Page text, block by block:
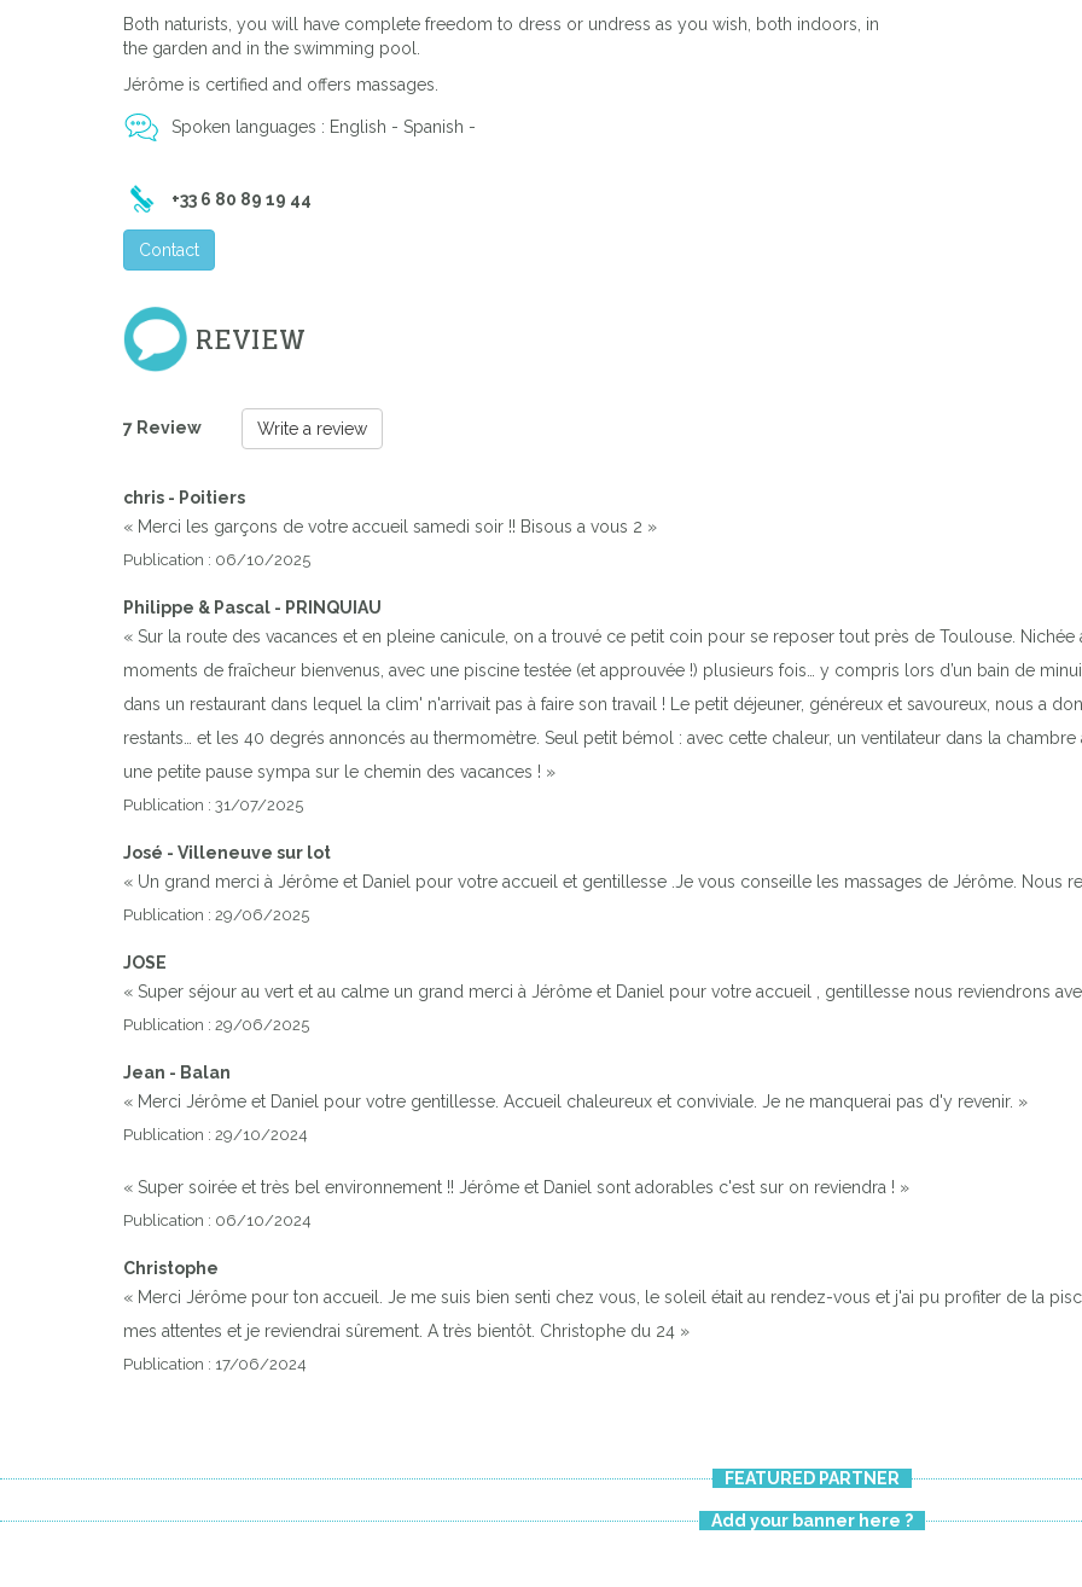
Previous
Both naturists, you will have complete freedom to dress or undress as you wish, both indoors, in
the garden and in the swimming pool.
Jérôme is certified and offers massages.
Spoken languages : English - Spanish -
+33 6 80 89 19 44
Contact
REVIEW
7 Review Write a review
chris - Poitiers
« Merci les garçons de votre accueil samedi soir !! Bisous a vous 2 »
Publication : 06/10/2025
Philippe & Pascal - PRINQUIAU
« Sur la route des vacances et en pleine canicule, on a trouvé ce petit coin pour se reposer tout près de Toulouse.
moments de fraîcheur bienvenus, avec une piscine testée (et approuvée !) plusieurs fois… y compris lors d’un bain de
dans un restaurant dans lequel la clim' n'arrivait pas à faire son travail ! Le petit déjeuner, généreux et savoureux, nous a
restants… et les 40 degrés annoncés au thermomètre. Seul petit bémol : avec cette chaleur, un ventilateur dans la
une petite pause sympa sur le chemin des vacances ! »
Publication : 31/07/2025
José - Villeneuve sur lot
« Un grand merci à Jérôme et Daniel pour votre accueil et gentillesse .Je vous conseille les massages de Jérôme. Nous
Publication : 29/06/2025
JOSE
« Super séjour au vert et au calme un grand merci à Jérôme et Daniel pour votre accueil , gentillesse nous reviendrons
Publication : 29/06/2025
Jean - Balan
« Merci Jérôme et Daniel pour votre gentillesse. Accueil chaleureux et conviviale. Je ne manquerai pas d'y revenir. »
Publication : 29/10/2024
« Super soirée et très bel environnement !! Jérôme et Daniel sont adorables c'est sur on reviendra ! »
Publication : 06/10/2024
Christophe
« Merci Jérôme pour ton accueil. Je me suis bien senti chez vous, le soleil était au rendez-vous et j'ai pu profiter de la
mes attentes et je reviendrai sûrement. A très bientôt. Christophe du 24 »
Publication : 17/06/2024
FEATURED PARTNER
Add your banner here ?